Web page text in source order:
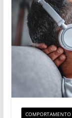
COMPORTAMENTO